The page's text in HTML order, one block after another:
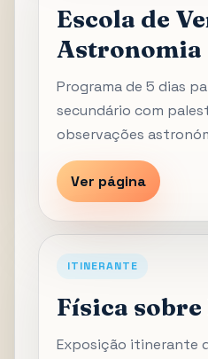
Escola de
Astronomia
Programa de 5 dias
secundário com
observações
Ver página
ITINERANTE
Física sobre
Exposição itinerante